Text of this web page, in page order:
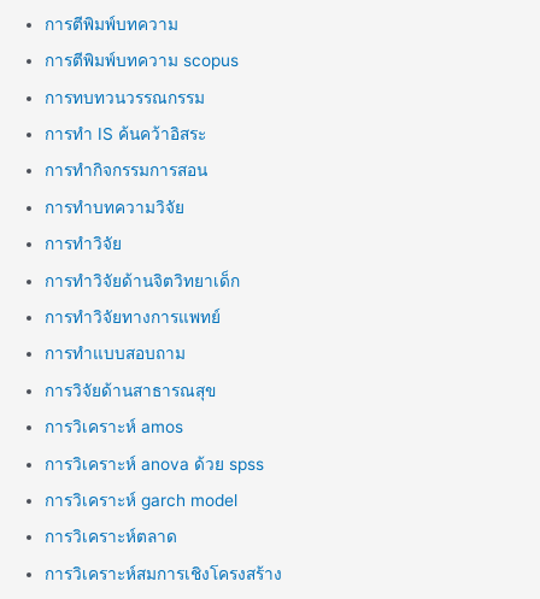
การตีพิมพ์บทความ
การตีพิมพ์บทความ scopus
การทบทวนวรรณกรรม
การทำ IS ค้นคว้าอิสระ
การทำกิจกรรมการสอน
การทำบทความวิจัย
การทำวิจัย
การทำวิจัยด้านจิตวิทยาเด็ก
การทำวิจัยทางการแพทย์
การทำแบบสอบถาม
การวิจัยด้านสาธารณสุข
การวิเคราะห์ amos
การวิเคราะห์ anova ด้วย spss
การวิเคราะห์ garch model
การวิเคราะห์ตลาด
การวิเคราะห์สมการเชิงโครงสร้าง